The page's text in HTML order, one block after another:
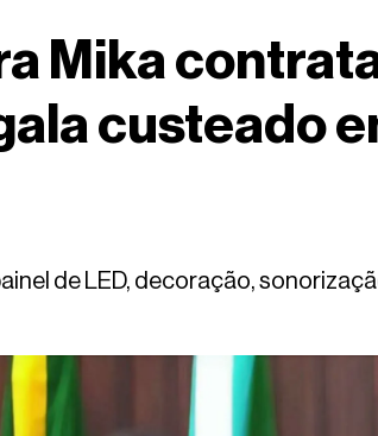
Mika
custeado
de LED, decoração,